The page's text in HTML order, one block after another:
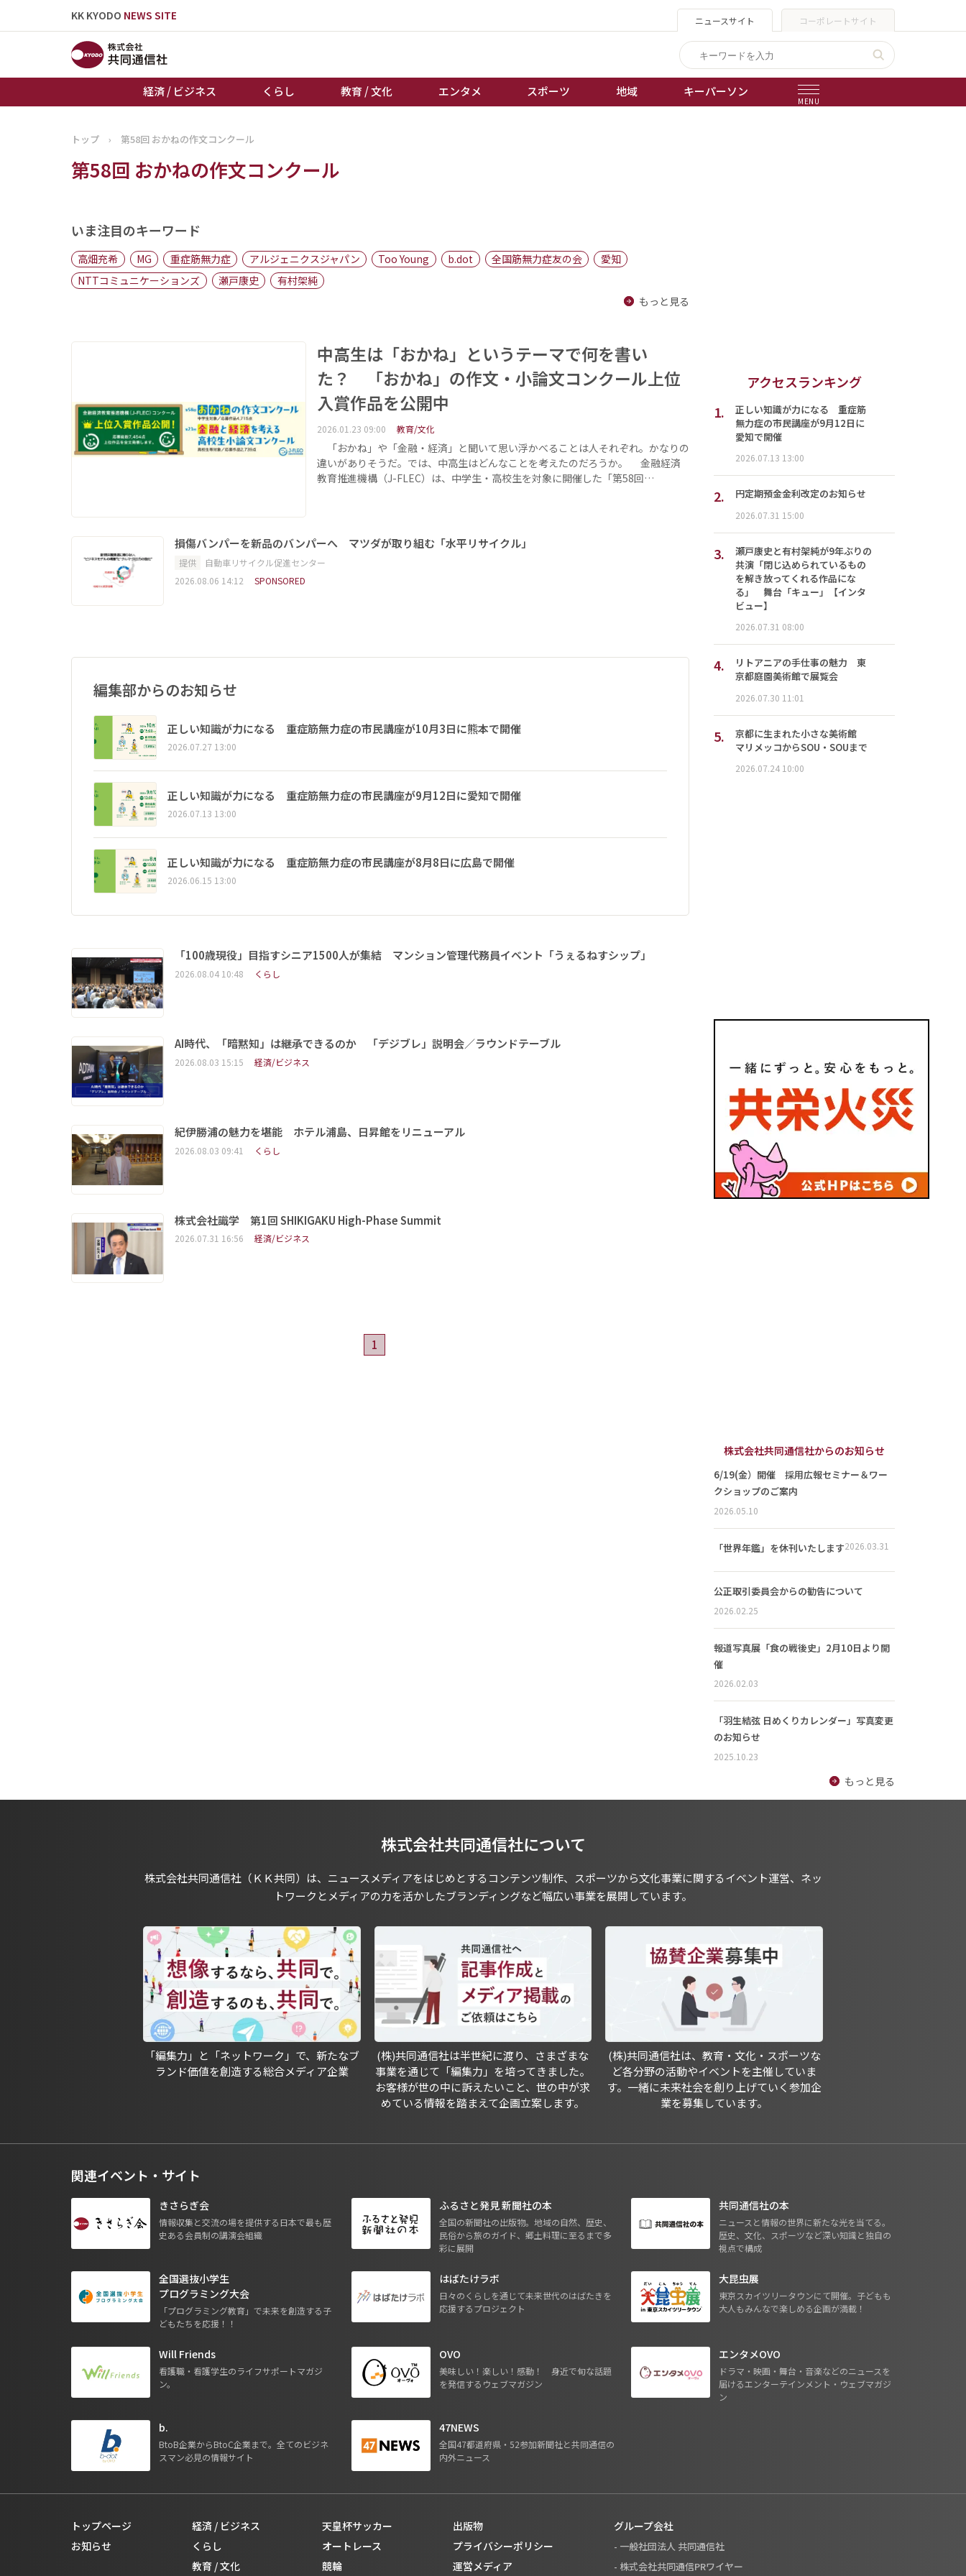
KK KYODO NEWS SITE ニュースサイト コーポレートサイト
経済 / ビジネス くらし 教育 / 文化 エンタメ スポーツ 地域 キーパーソン
MENU
トップページ
お知らせ
くらし
地域
棋王戦
トップ › 第58回 おかねの作文コンクール
第58回 おかねの作文コンクール
いま注目のキーワード
高畑充希 MG 重症筋無力症 アルジェニクスジャパン Too Young b.dot 全国筋無力症友の会
愛知
NTTコミュニケーションズ
瀬戸康史
有村架純
もっと見る
中高生は「おかね」というテーマで何を書い
た？ 「おかね」の作文・小論文コンクール上位
入賞作品を公開中
2026.01.23 09:00 教育/文化
「おかね」や「金融・経済」と聞いて思い浮かべることは人それぞれ。かなりの
違いがありそうだ。では、中高生はどんなことを考えたのだろうか。 金融経済
教育推進機構（J-FLEC）は、中学生・高校生を対象に開催した「第58回…
損傷バンパーを新品のバンパーへ マツダが取り組む「水平リサイクル」
提供
自動車リサイクル促進センター
2026.08.06 14:12
SPONSORED
編集部からのお知らせ
正しい知識が力になる 重症筋無力症の市民講座が10月3日に熊本で開催
2026.07.27 13:00
正しい知識が力になる 重症筋無力症の市民講座が9月12日に愛知で開催
2026.07.13 13:00
正しい知識が力になる 重症筋無力症の市民講座が8月8日に広島で開催
2026.06.15 13:00
「100歳現役」目指すシニア1500人が集結 マンション管理代務員イベント「うぇるねすシップ」
2026.08.04 10:48 くらし
AI時代、「暗黙知」は継承できるのか 「デジブレ」説明会／ラウンドテーブル
2026.08.03 15:15 経済/ビジネス
紀伊勝浦の魅力を堪能 ホテル浦島、日昇館をリニューアル
2026.08.03 09:41 くらし
株式会社識学 第1回 SHIKIGAKU High-Phase Summit
2026.07.31 16:56 経済/ビジネス
1
アクセスランキング
1.
正しい知識が力になる 重症筋
無力症の市民講座が9月12日に
愛知で開催
2026.07.13 13:00
2. 円定期預金金利改定のお知らせ
2026.07.31 15:00
3.
瀬戸康史と有村架純が9年ぶりの
共演「閉じ込められているもの
を解き放ってくれる作品にな
る」 舞台「キュー」【インタ
ビュー】
2026.07.31 08:00
4.
リトアニアの手仕事の魅力 東
京都庭園美術館で展覧会
2026.07.30 11:01
5.
京都に生まれた小さな美術館
マリメッコからSOU・SOUまで
2026.07.24 10:00
株式会社共同通信社からのお知らせ
6/19(金）開催 採用広報セミナー＆ワー
クショップのご案内
2026.05.10
「世界年鑑」を休刊いたします2026.03.31
公正取引委員会からの勧告について
2026.02.25
報道写真展「食の戦後史」2月10日より開
催
2026.02.03
「羽生結弦 日めくりカレンダー」写真変更
のお知らせ
2025.10.23
もっと見る
株式会社共同通信社について
株式会社共同通信社（ＫＫ共同）は、ニュースメディアをはじめとするコンテンツ制作、スポーツから文化事業に関するイベント運営、ネッ
トワークとメディアの力を活かしたブランディングなど幅広い事業を展開しています。
「編集力」と「ネットワーク」で、新たなブ
ランド価値を創造する総合メディア企業
(株)共同通信社は半世紀に渡り、さまざまな
事業を通じて「編集力」を培ってきました。
お客様が世の中に訴えたいこと、世の中が求
めている情報を踏まえて企画立案します。
(株)共同通信社は、教育・文化・スポーツな
ど各分野の活動やイベントを主催していま
す。一緒に未来社会を創り上げていく参加企
業を募集しています。
関連イベント・サイト
きさらぎ会
情報収集と交流の場を提供する日本で最も歴
史ある会員制の講演会組織
ふるさと発見 新聞社の本
全国の新聞社の出版物。地域の自然、歴史、
民俗から旅のガイド、郷土料理に至るまで多
彩に展開
共同通信社の本
ニュースと情報の世界に新たな光を当てる。
歴史、文化、スポーツなど深い知識と独自の
視点で構成
全国選抜小学生
プログラミング大会
「プログラミング教育」で未来を創造する子
どもたちを応援！！
はばたけラボ
日々のくらしを通じて未来世代のはばたきを
応援するプロジェクト
大昆虫展
東京スカイツリータウンにて開催。子どもも
大人もみんなで楽しめる企画が満載！
Will Friends
看護職・看護学生のライフサポートマガジ
ン。
OVO
美味しい！楽しい！感動！ 身近で旬な話題
を発信するウェブマガジン
エンタメOVO
ドラマ・映画・舞台・音楽などのニュースを
届けるエンターテインメント・ウェブマガジ
ン
b.
BtoB企業からBtoC企業まで。全てのビジネ
スマン必見の情報サイト
47NEWS
全国47都道府県・52参加新聞社と共同通信の
内外ニュース
トップページ
お知らせ
経済 / ビジネス
くらし
教育 / 文化
天皇杯サッカー
オートレース
競輪
出版物
プライバシーポリシー
運営メディア
グループ会社
- 一般社団法人 共同通信社
- 株式会社共同通信PRワイヤー